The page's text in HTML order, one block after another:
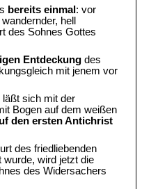
bereits einmal : vor
hell
des Sohnes Gottes
Entdeckung des
mit jenem vor
läßt sich mit der
Bogen auf dem weißen
den ersten Antichrist
des friedliebenden
wurde, wird jetzt die
des Widersachers